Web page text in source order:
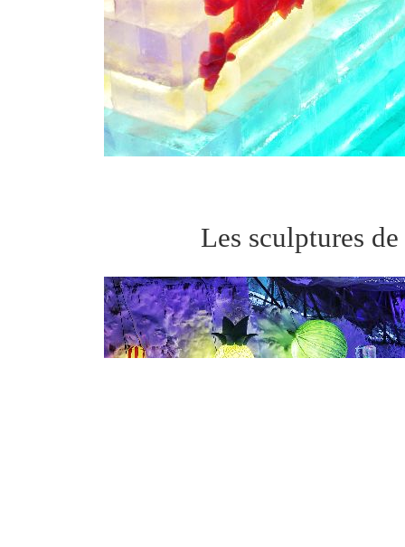
Les sculptures